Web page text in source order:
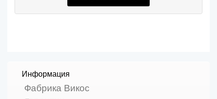
Информация
Фабрика Викос